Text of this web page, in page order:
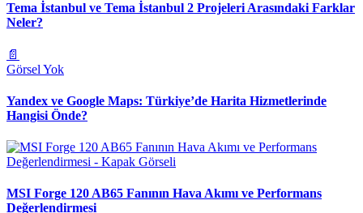
Tema İstanbul ve Tema İstanbul 2 Projeleri Arasındaki Farklar
Neler?
📄
Görsel Yok
Yandex ve Google Maps: Türkiye’de Harita Hizmetlerinde
Hangisi Önde?
MSI Forge 120 AB65 Fanının Hava Akımı ve Performans
Değerlendirmesi